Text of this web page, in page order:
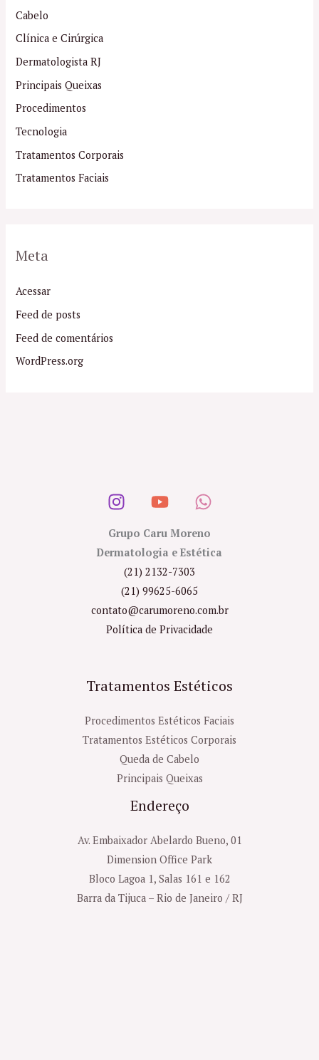
Cabelo
Clínica e Cirúrgica
Dermatologista RJ
Principais Queixas
Procedimentos
Tecnologia
Tratamentos Corporais
Tratamentos Faciais
Meta
Acessar
Feed de posts
Feed de comentários
WordPress.org
Grupo Caru Moreno
Dermatologia e Estética
(21) 2132-7303
(21) 99625-6065
contato@carumoreno.com.br
Política de Privacidade
Tratamentos Estéticos
Procedimentos Estéticos Faciais
Tratamentos Estéticos Corporais
Queda de Cabelo
Principais Queixas
Endereço
Av. Embaixador Abelardo Bueno, 01
Dimension Office Park
Bloco Lagoa 1, Salas 161 e 162
Barra da Tijuca – Rio de Janeiro / RJ